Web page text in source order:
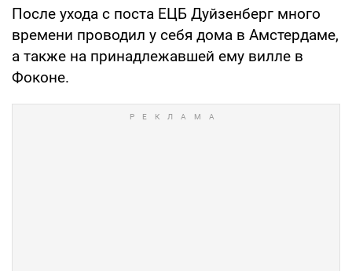
После ухода с поста ЕЦБ Дуйзенберг много
времени проводил у себя дома в Амстердаме,
а также на принадлежавшей ему вилле в
Фоконе.